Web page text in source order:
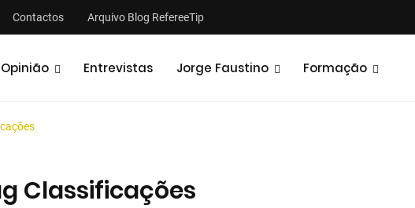
Contactos Arquivo Blog RefereeTip
Opinião Entrevistas Jorge Faustino Formação
Classificações